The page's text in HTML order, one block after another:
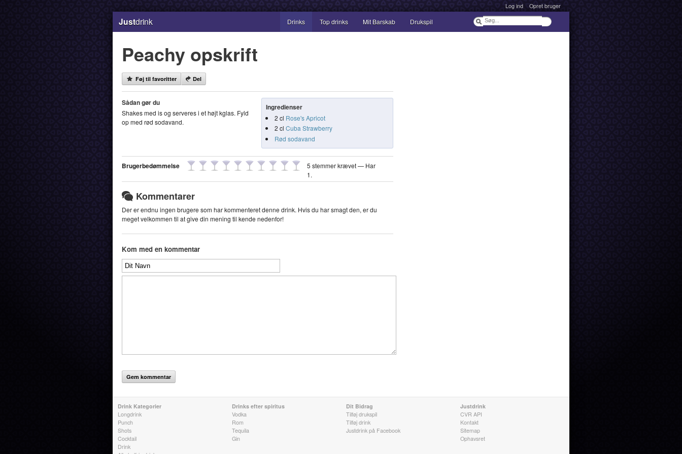
Log ind Opret bruger
Justdrink Drinks Top drinks Mit Barskab Drukspil
Peachy opskrift
Føj til favoritter Del
Sådan gør du
Shakes med is og serveres i et højt kglas. Fyld
op med rød sodavand.
Ingredienser
2 cl Rose's Apricot
2 cl Cuba Strawberry
Rød sodavand
Brugerbedømmelse
5 stemmer krævet — Har
1.
Kommentarer
Der er endnu ingen brugere som har kommenteret denne drink. Hvis du har smagt den, er du
meget velkommen til at give din mening til kende nedenfor!
Kom med en kommentar
Drink Kategorier
Longdrink
Punch
Shots
Cocktail
Drink
Drinks efter spiritus
Vodka
Rom
Tequila
Gin
Dit Bidrag
Tilføj drukspil
Tilføj drink
Justdrink på Facebook
Justdrink
CVR API
Kontakt
Sitemap
Ophavsret